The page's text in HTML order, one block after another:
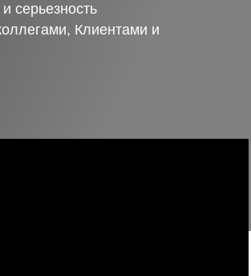
серьезность
Клиентами и